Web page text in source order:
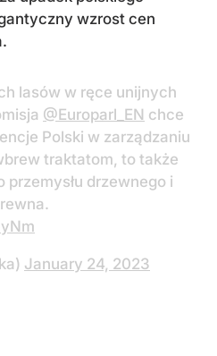
wzrost cen
lasów w ręce unijnych
@Europarl_EN chce
Polski w zarządzaniu
traktatom, to także
przemysłu drzewnego i
January 24, 2023